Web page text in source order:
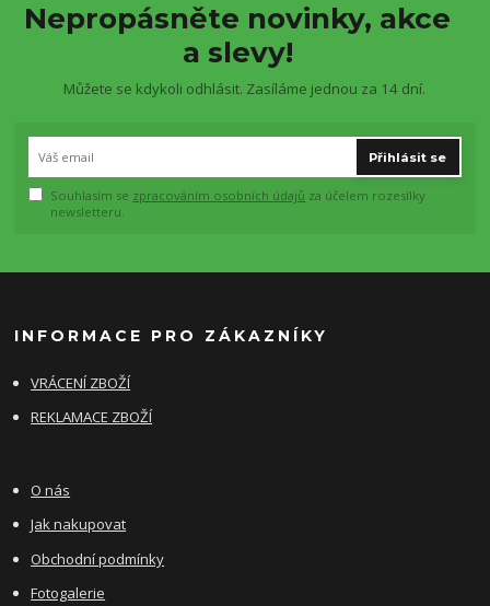
Nepropásněte novinky, akce
a slevy!
Můžete se kdykoli odhlásit. Zasíláme jednou za 14 dní.
Přihlásit se
Souhlasím se zpracováním osobních údajů za účelem rozesílky
newsletteru.
INFORMACE PRO ZÁKAZNÍKY
VRÁCENÍ ZBOŽÍ
REKLAMACE ZBOŽÍ
O nás
Jak nakupovat
Obchodní podmínky
Fotogalerie